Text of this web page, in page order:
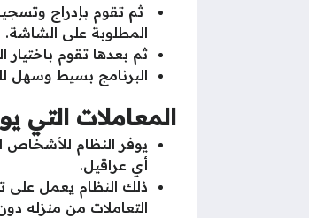
ثم تقوم بإدراج
المطلوبة على الشاشة.
ثم بعدها تقوم
البرنامج بسيط وسهل
المعاملات التي
يوفر النظام للأشخاص
أي عراقيل.
ذلك النظام يعمل على
التعاملات من منزله